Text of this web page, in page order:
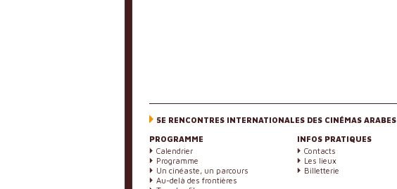
5E RENCONTRES INTERNATIONALES DES CINÉMAS ARABES
PROGRAMME
Calendrier
Programme
Un cinéaste, un parcours
Au-delà des frontières
INFOS PRATIQUES
Contacts
Les lieux
Billetterie